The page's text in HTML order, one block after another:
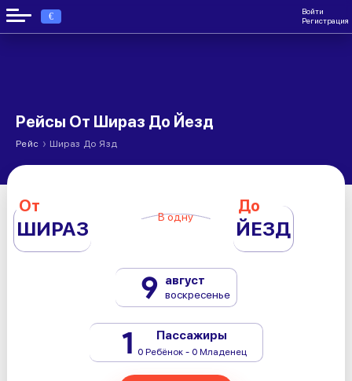
€
Войти
Регистрация
Рейсы От Шираз До Йезд
Рейс › Шираз До Язд
От
ШИРАЗ В одну
До
ЙЕЗД
9 август
воскресенье
1 Пассажиры
0 Ребёнок - 0 Младенец